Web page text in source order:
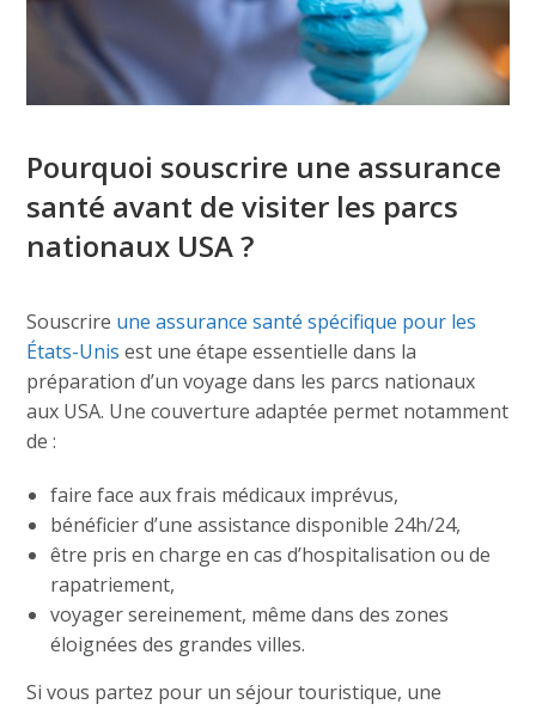
Pourquoi souscrire une assurance
santé avant de visiter les parcs
nationaux USA ?
Souscrire une assurance santé spécifique pour les
États-Unis est une étape essentielle dans la
préparation d’un voyage dans les parcs nationaux
aux USA. Une couverture adaptée permet notamment
de :
faire face aux frais médicaux imprévus,
bénéficier d’une assistance disponible 24h/24,
être pris en charge en cas d’hospitalisation ou de
rapatriement,
voyager sereinement, même dans des zones
éloignées des grandes villes.
Si vous partez pour un séjour touristique, une